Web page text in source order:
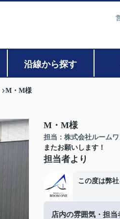
沿線から探す
M・M様
M・M様
担当：株式会社ルーム
またお願いします！
担当者より
この度は弊
店内の雰囲気・担